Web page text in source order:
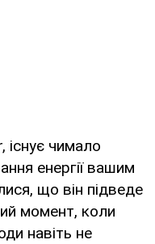
існує чимало
енергії вашим
що він підведе
момент, коли
навіть не